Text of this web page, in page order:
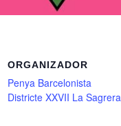
ORGANIZADOR
Penya Barcelonista
Districte XXVII La Sagrera